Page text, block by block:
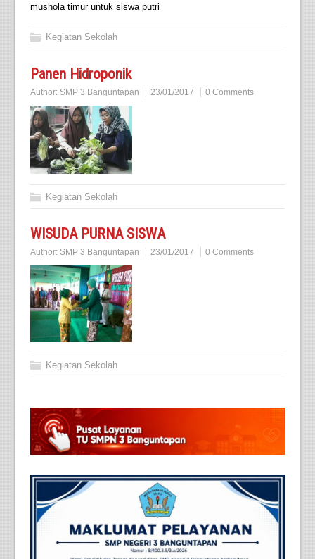
mushola timur untuk siswa putri
Kegiatan Sekolah
Panen Hidroponik
Author: SMP 3 Banguntapan 23/01/2017 0 Comments
Kegiatan Sekolah
WISUDA PURNA SISWA
Author: SMP 3 Banguntapan 23/01/2017 0 Comments
Kegiatan Sekolah